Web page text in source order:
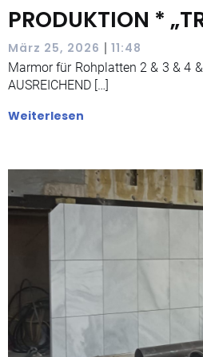
PRODUKTION *
März 25, 2026 | 11:48
Marmor für Rohplatten 2 & 3 & 4
AUSREICHEND […]
Weiterlesen